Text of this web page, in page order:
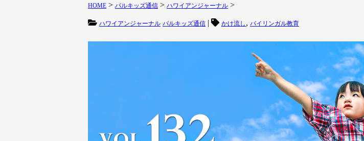
HOME > パルキッズ通信 > ハワイアンジャーナル >
ハワイアンジャーナル パルキッズ通信 | かけ流し , バイリンガル教育